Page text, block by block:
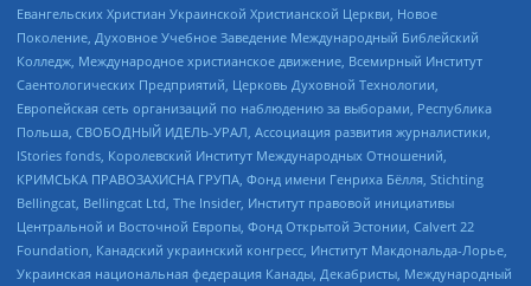
Евангельских Христиан Украинской Христианской Церкви, Новое
Поколение, Духовное Учебное Заведение Международный Библейский
Колледж, Международное христианское движение, Всемирный Институт
Саентологических Предприятий, Церковь Духовной Технологии,
Европейская сеть организаций по наблюдению за выборами, Республика
Польша, СВОБОДНЫЙ ИДЕЛЬ-УРАЛ, Ассоциация развития журналистики,
IStories fonds, Королевский Институт Международных Отношений,
КРИМСЬКА ПРАВОЗАХИСНА ГРУПА, Фонд имени Генриха Бёлля, Stichting
Bellingcat, Bellingcat Ltd, The Insider, Институт правовой инициативы
Центральной и Восточной Европы, Фонд Открытой Эстонии, Calvert 22
Foundation, Канадский украинский конгресс, Институт Макдональда-Лорье,
Украинская национальная федерация Канады, Декабристы, Международный